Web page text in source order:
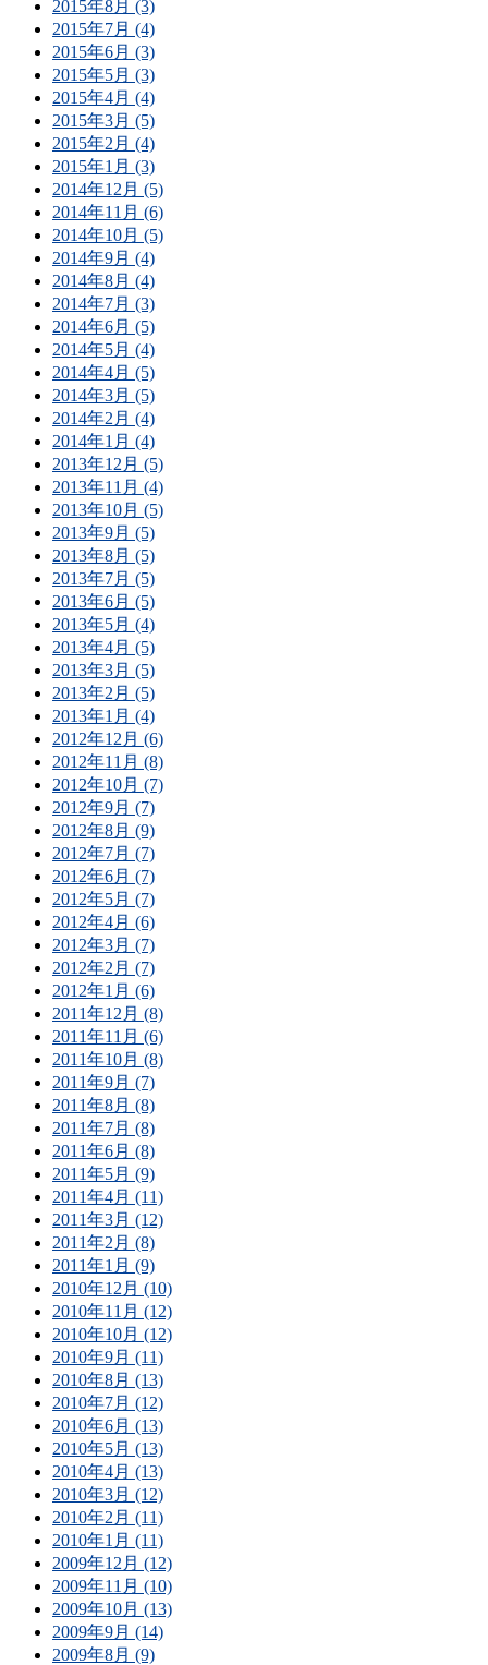
2015年8月 (3)
2015年7月 (4)
2015年6月 (3)
2015年5月 (3)
2015年4月 (4)
2015年3月 (5)
2015年2月 (4)
2015年1月 (3)
2014年12月 (5)
2014年11月 (6)
2014年10月 (5)
2014年9月 (4)
2014年8月 (4)
2014年7月 (3)
2014年6月 (5)
2014年5月 (4)
2014年4月 (5)
2014年3月 (5)
2014年2月 (4)
2014年1月 (4)
2013年12月 (5)
2013年11月 (4)
2013年10月 (5)
2013年9月 (5)
2013年8月 (5)
2013年7月 (5)
2013年6月 (5)
2013年5月 (4)
2013年4月 (5)
2013年3月 (5)
2013年2月 (5)
2013年1月 (4)
2012年12月 (6)
2012年11月 (8)
2012年10月 (7)
2012年9月 (7)
2012年8月 (9)
2012年7月 (7)
2012年6月 (7)
2012年5月 (7)
2012年4月 (6)
2012年3月 (7)
2012年2月 (7)
2012年1月 (6)
2011年12月 (8)
2011年11月 (6)
2011年10月 (8)
2011年9月 (7)
2011年8月 (8)
2011年7月 (8)
2011年6月 (8)
2011年5月 (9)
2011年4月 (11)
2011年3月 (12)
2011年2月 (8)
2011年1月 (9)
2010年12月 (10)
2010年11月 (12)
2010年10月 (12)
2010年9月 (11)
2010年8月 (13)
2010年7月 (12)
2010年6月 (13)
2010年5月 (13)
2010年4月 (13)
2010年3月 (12)
2010年2月 (11)
2010年1月 (11)
2009年12月 (12)
2009年11月 (10)
2009年10月 (13)
2009年9月 (14)
2009年8月 (9)